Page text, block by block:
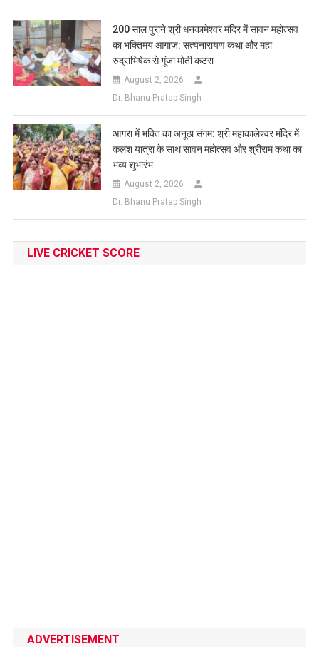
200 साल पुराने श्री धनकामेश्वर मंदिर में सावन महोत्सव
का भक्तिमय आगाज: सत्यनारायण कथा और महा
रुद्राभिषेक से गूंजा मोती कटरा
August 2, 2026
Dr. Bhanu Pratap Singh
आगरा में भक्ति का अनूठा संगम: श्री महाकालेश्वर मंदिर में
कलश यात्रा के साथ सावन महोत्सव और श्रीराम कथा का
भव्य शुभारंभ
August 2, 2026
Dr. Bhanu Pratap Singh
LIVE CRICKET SCORE
ADVERTISEMENT